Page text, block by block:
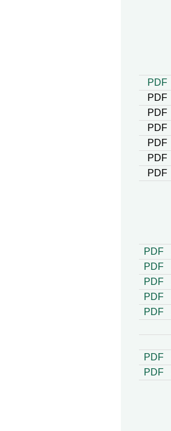
PDF
PDF
PDF
PDF
PDF
PDF
PDF
PDF
PDF
PDF
PDF
PDF
PDF
PDF